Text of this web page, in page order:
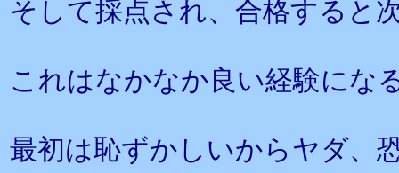
そして採点され、合格すると
これはなかなか良い経験にな
最初は恥ずかしいからヤダ、